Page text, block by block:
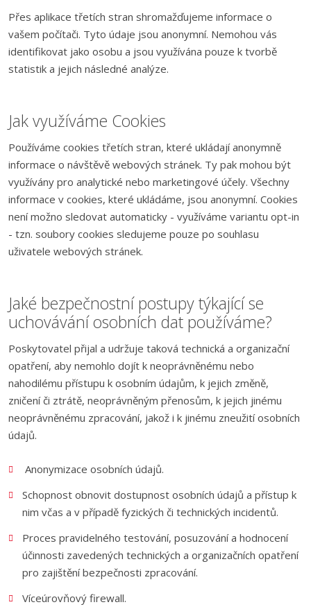
Přes aplikace třetích stran shromažďujeme informace o
vašem počítači. Tyto údaje jsou anonymní. Nemohou vás
identifikovat jako osobu a jsou využívána pouze k tvorbě
statistik a jejich následné analýze.
Jak využíváme Cookies
Používáme cookies třetích stran, které ukládají anonymně
informace o návštěvě webových stránek. Ty pak mohou být
využívány pro analytické nebo marketingové účely. Všechny
informace v cookies, které ukládáme, jsou anonymní. Cookies
není možno sledovat automaticky - využíváme variantu opt-in
- tzn. soubory cookies sledujeme pouze po souhlasu
uživatele webových stránek.
Jaké bezpečnostní postupy týkající se
uchovávání osobních dat používáme?
Poskytovatel přijal a udržuje taková technická a organizační
opatření, aby nemohlo dojít k neoprávněnému nebo
nahodilému přístupu k osobním údajům, k jejich změně,
zničení či ztrátě, neoprávněným přenosům, k jejich jinému
neoprávněnému zpracování, jakož i k jinému zneužití osobních
údajů.
Anonymizace osobních údajů.
Schopnost obnovit dostupnost osobních údajů a přístup k
nim včas a v případě fyzických či technických incidentů.
Proces pravidelného testování, posuzování a hodnocení
účinnosti zavedených technických a organizačních opatření
pro zajištění bezpečnosti zpracování.
Víceúrovňový firewall.